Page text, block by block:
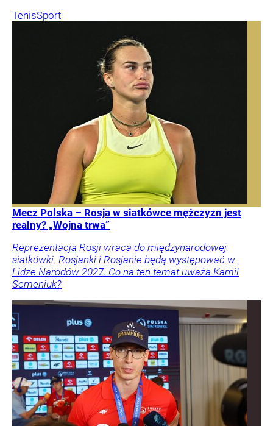
TenisSport
Mecz Polska – Rosja w siatkówce mężczyzn jest
realny? „Wojna trwa”
Reprezentacja Rosji wraca do międzynarodowej
siatkówki. Rosjanki i Rosjanie będą występować w
Lidze Narodów 2027. Co na ten temat uważa Kamil
Semeniuk?